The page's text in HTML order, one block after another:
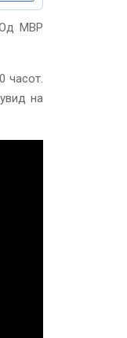
Од МВР
часот.
на